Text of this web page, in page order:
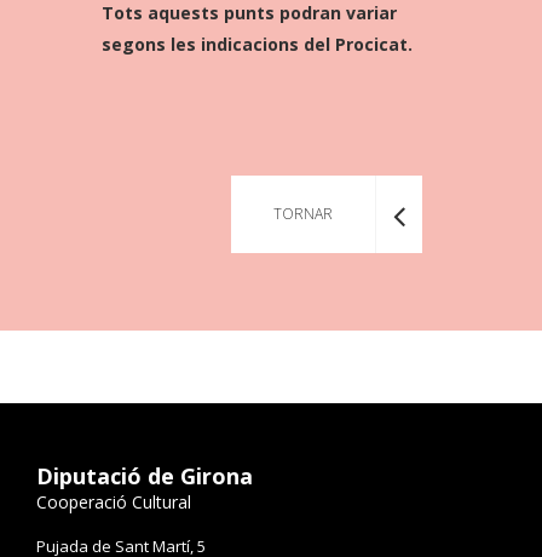
Tots aquests punts podran variar
segons les indicacions del Procicat.
TORNAR
Diputació de Girona
Cooperació Cultural
Pujada de Sant Martí, 5